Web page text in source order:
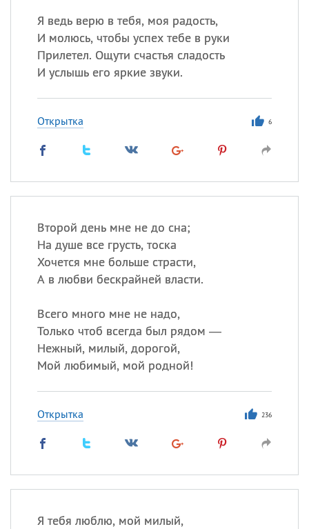
Я ведь верю в тебя, моя радость,
И молюсь, чтобы успех тебе в руки
Прилетел. Ощути счастья сладость
И услышь его яркие звуки.
Открытка 6
Второй день мне не до сна;
На душе все грусть, тоска
Хочется мне больше страсти,
А в любви бескрайней власти.
Всего много мне не надо,
Только чтоб всегда был рядом —
Нежный, милый, дорогой,
Мой любимый, мой родной!
Открытка 236
Я тебя люблю, мой милый,